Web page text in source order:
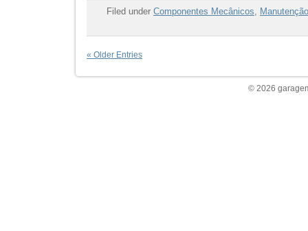
Filed under Componentes Mecânicos, Manutenção
« Older Entries
© 2026